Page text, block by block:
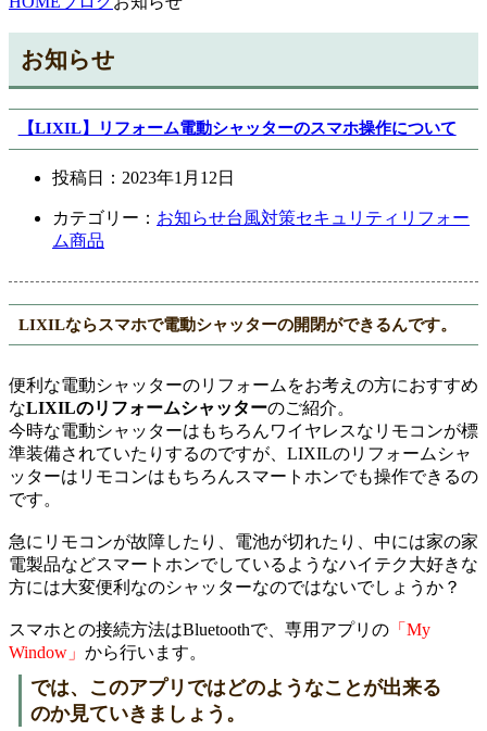
お知らせ
【LIXIL】リフォーム電動シャッターのスマホ操作について
投稿日： 2023年1月12日
カテゴリー： お知らせ台風対策セキュリティ リフォー
ム商品
LIXILならスマホで電動シャッターの開閉ができるんです。
便利な電動シャッターのリフォームをお考えの方におすすめ
なLIXILのリフォームシャッターのご紹介。
今時な電動シャッターはもちろんワイヤレスなリモコンが標
準装備されていたりするのですが、LIXILのリフォームシャ
ッターはリモコンはもちろんスマートホンでも操作できるの
です。
急にリモコンが故障したり、電池が切れたり、中には家の家
電製品などスマートホンでしているようなハイテク大好きな
方には大変便利なのシャッターなのではないでしょうか？
スマホとの接続方法はBluetoothで、専用アプリの 「My
Window」 から行います。
では、このアプリではどのようなことが出来る
のか見ていきましょう。